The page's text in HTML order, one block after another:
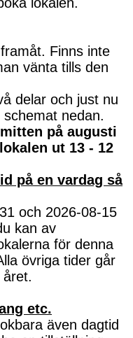
Finns inte
vänta tills den
delar och just nu
nedan.
på augusti
ut 13 - 12
på en vardag så
och 2026-08-15
kan av
för denna
övriga tider går
etc.
även dagtid